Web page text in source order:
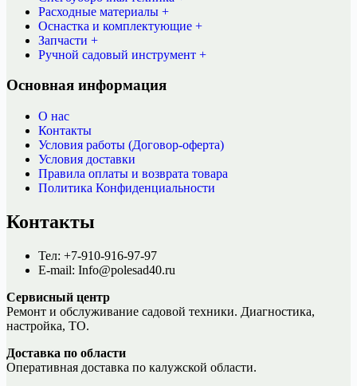
Расходные материалы +
Оснастка и комплектующие +
Запчасти +
Ручной садовый инструмент +
Основная информация
О нас
Контакты
Условия работы (Договор-оферта)
Условия доставки
Правила оплаты и возврата товара
Политика Конфиденциальности
Контакты
Тел: +7-910-916-97-97
E-mail: Info@polesad40.ru
Сервисный центр
Ремонт и обслуживание садовой техники. Диагностика,
настройка, ТО.
Доставка по области
Оперативная доставка по калужской области.